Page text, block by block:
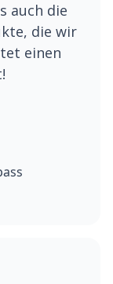
auch die
die wir
einen